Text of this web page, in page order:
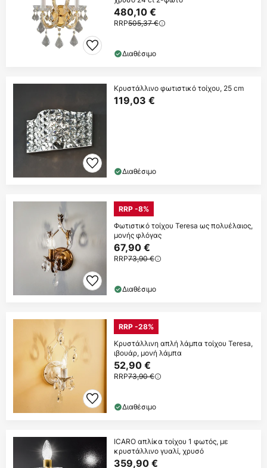
480,10 €
RRP505,37 €
Διαθέσιμο
Κρυστάλλινο φωτιστικό τοίχου, 25 cm
119,03 €
Διαθέσιμο
RRP -8%
Φωτιστικό τοίχου Teresa ως πολυέλαιος,
μονής φλόγας
67,90 €
RRP73,90 €
Διαθέσιμο
RRP -28%
Κρυστάλλινη απλή λάμπα τοίχου Teresa,
ιβουάρ, μονή λάμπα
52,90 €
RRP73,90 €
Διαθέσιμο
ICARO απλίκα τοίχου 1 φωτός, με
κρυστάλλινο γυαλί, χρυσό
359,90 €